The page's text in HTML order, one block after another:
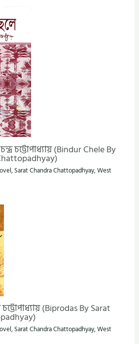
চট্টোপাধ্যায় (Bindur Chele By
, Sarat Chandra Chattopadhyay,West
চট্টোপাধ্যায় (Biprodas By Sarat
, Sarat Chandra Chattopadhyay,West